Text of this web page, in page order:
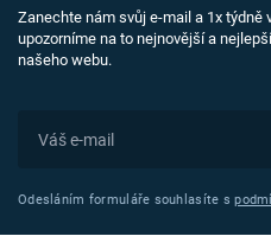
Zanechte nám svůj e-mail a 1x týdně
upozorníme na to nejnovější a
našeho webu.
Odesláním formuláře souhlasíte s